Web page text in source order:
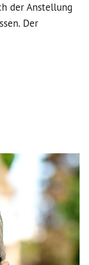
der Anstellung
Der